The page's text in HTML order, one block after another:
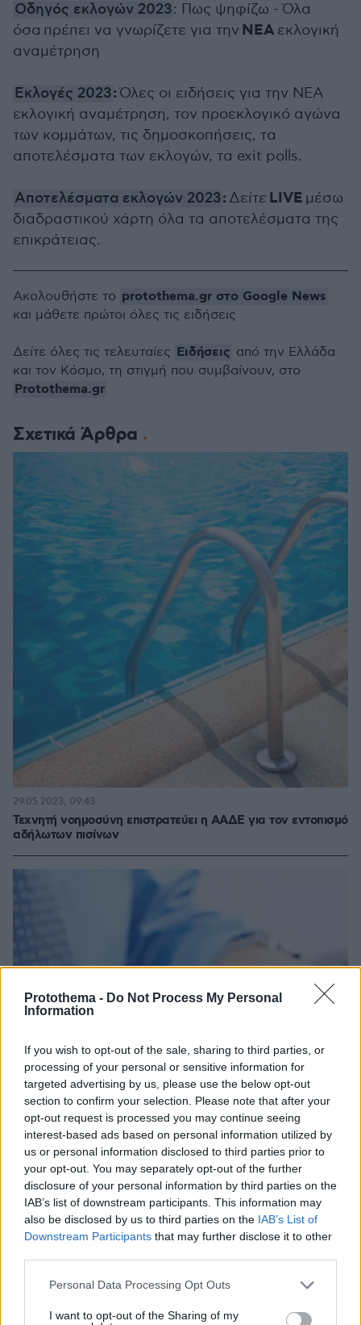
Protothema - Do Not Process My Personal
Information
If you wish to opt-out of the sale, sharing to third parties, or
processing of your personal or sensitive information for
targeted advertising by us, please use the below opt-out
section to confirm your selection. Please note that after your
opt-out request is processed you may continue seeing
interest-based ads based on personal information utilized by
us or personal information disclosed to third parties prior to
your opt-out. You may separately opt-out of the further
disclosure of your personal information by third parties on the
IAB’s list of downstream participants. This information may
also be disclosed by us to third parties on the IAB’s List of
Downstream Participants that may further disclose it to other
Please note that this website/app uses one or more Google
not limited to your visit or usage behaviour. You may click to
Personal Data Processing Opt Outs
I want to opt-out of the Sharing of my
Οδηγός εκλογών 2023: Πως ψηφίζω - Όλα
όσα πρέπει να γνωρίζετε για την ΝΕΑεκλογική
αναμέτρηση
Εκλογές 2023:Όλες οι ειδήσεις για την ΝΕΑ
εκλογική αναμέτρηση, τον προεκλογικό αγώνα
των κομμάτων, τις δημοσκοπήσεις, τα
αποτελέσματα των εκλογών, τα exit polls.
Αποτελέσματα εκλογών 2023: Δείτε LIVE μέσω
διαδραστικού χάρτη όλα τα αποτελέσματα της
επικράτειας.
Σχετικά Άρθρα
Τεχνητή νοημοσύνη επιστρατεύει η ΑΑΔΕ για τον εντοπισμό
αδήλωτων πισίνων
29.05.2023, 09:43
Τι δείχνει ο «λογαριασμός» της Εφορίας για 1,5 εκατ.
23.05.2023, 08:53
Ακολουθήστε το protothema.gr στο Google News
και μάθετε πρώτοι όλες τις ειδήσεις
Δείτε όλες τις τελευταίες Ειδήσεις από την Ελλάδα
και τον Κόσμο, τη στιγμή που συμβαίνουν, στο
Protothema.gr